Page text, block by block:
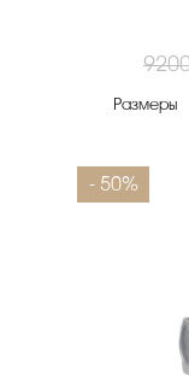
Размеры
- 50%